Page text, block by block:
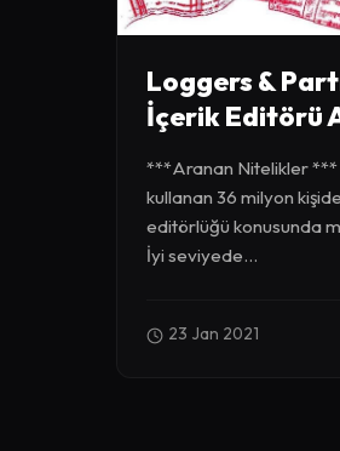
Loggers &
İçerik Editörü
***Aranan Nitelikler ***
kullanan 36 milyon
editörlüğü konusunda
İyi seviyede...
23 Jan 2021